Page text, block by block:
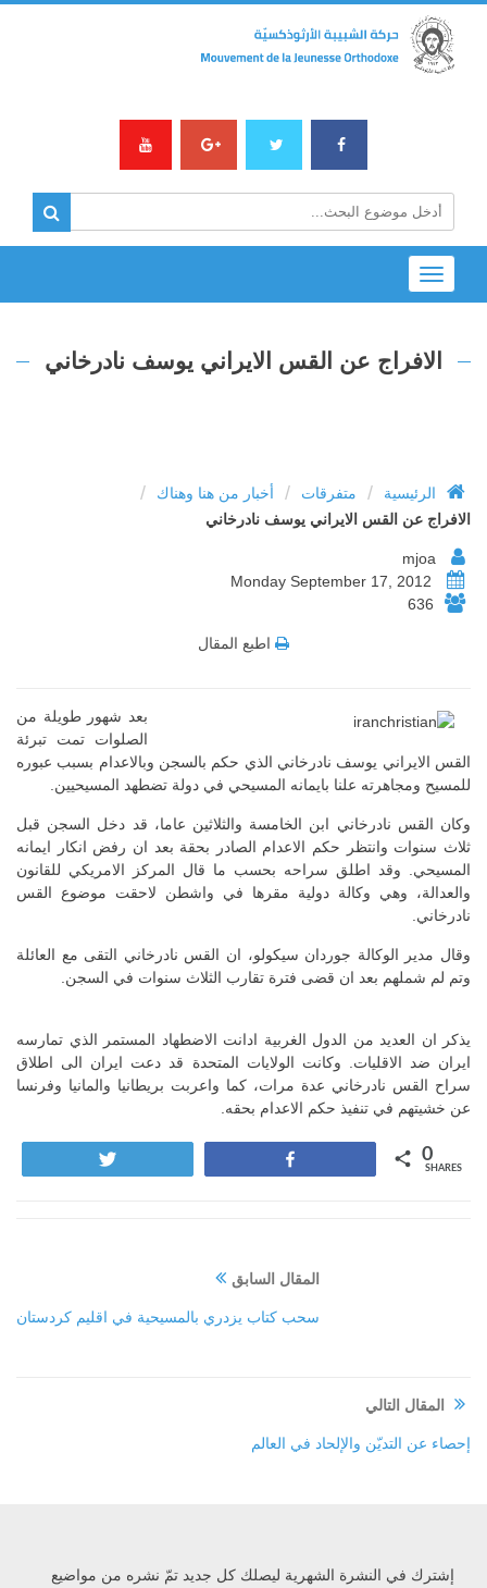
Toggle
navigation
الافراج عن القس الايراني يوسف نادرخاني
الرئيسية / متفرقات / أخبار من هنا وهناك /
الافراج عن القس الايراني يوسف نادرخاني
636
اطبع المقال
بعد شهور طويلة من
الصلوات تمت تبرئة
القس الايراني يوسف نادرخاني الذي حكم بالسجن وبالاعدام بسبب عبوره
للمسيح ومجاهرته علنا بايمانه المسيحي في دولة تضطهد المسيحيين.
وكان القس نادرخاني ابن الخامسة والثلاثين عاما، قد دخل السجن قبل
ثلاث سنوات وانتظر حكم الاعدام الصادر بحقة بعد ان رفض انكار ايمانه
المسيحي. وقد اطلق سراحه بحسب ما قال المركز الامريكي للقانون
والعدالة، وهي وكالة دولية مقرها في واشطن لاحقت موضوع القس
نادرخاني.
وقال مدير الوكالة جوردان سيكولو، ان القس نادرخاني التقى مع العائلة
وتم لم شملهم بعد ان قضى فترة تقارب الثلاث سنوات في السجن.
يذكر ان العديد من الدول الغربية ادانت الاضطهاد المستمر الذي تمارسه
ايران ضد الاقليات. وكانت الولايات المتحدة قد دعت ايران الى اطلاق
سراح القس نادرخاني عدة مرات، كما واعربت بريطانيا والمانيا وفرنسا
عن خشيتهم في تنفيذ حكم الاعدام بحقه.
0
SHARES
المقال السابق
سحب كتاب يزدري بالمسيحية في اقليم كردستان
المقال التالي
إحصاء عن التديّن والإلحاد في العالم
إشترك في النشرة الشهرية ليصلك كل جديد تمّ نشره من مواضيع